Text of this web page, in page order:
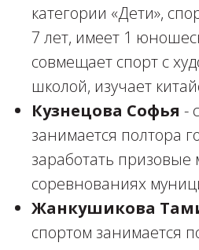
категории «Дети»,
7 лет, имеет 1
совмещает спорт с
школой, изучает
Кузнецова Софья -
занимается полтора
заработать призовые
соревнованиях
Жанкушикова
спортом занимается